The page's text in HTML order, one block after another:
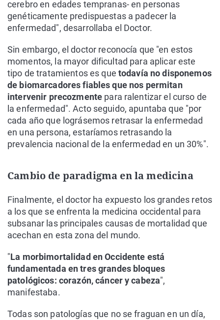
cerebro en edades tempranas- en personas
genéticamente predispuestas a padecer la
enfermedad", desarrollaba el Doctor.
Sin embargo, el doctor reconocía que "en estos
momentos, la mayor dificultad para aplicar este
tipo de tratamientos es que todavía no disponemos
de biomarcadores fiables que nos permitan
intervenir precozmente para ralentizar el curso de
la enfermedad". Acto seguido, apuntaba que "por
cada año que lográsemos retrasar la enfermedad
en una persona, estaríamos retrasando la
prevalencia nacional de la enfermedad en un 30%".
Cambio de paradigma en la medicina
Finalmente, el doctor ha expuesto los grandes retos
a los que se enfrenta la medicina occidental para
subsanar las principales causas de mortalidad que
acechan en esta zona del mundo.
"La morbimortalidad en Occidente está
fundamentada en tres grandes bloques
patológicos: corazón, cáncer y cabeza",
manifestaba.
Todas son patologías que no se fraguan en un día,